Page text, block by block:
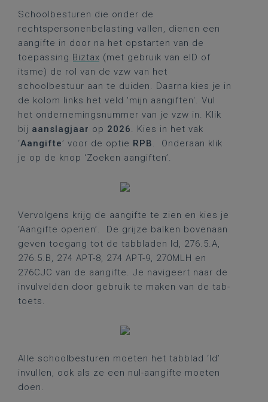
Schoolbesturen die onder de
rechtspersonenbelasting vallen, dienen een
aangifte in door na het opstarten van de
toepassing Biztax (met gebruik van eID of
itsme) de rol van de vzw van het
schoolbestuur aan te duiden. Daarna kies je in
de kolom links het veld 'mijn aangiften'. Vul
het ondernemingsnummer van je vzw in. Klik
bij aanslagjaar op 2026. Kies in het vak
‘Aangifte’ voor de optie RPB. Onderaan klik
je op de knop ‘Zoeken aangiften’.
Vervolgens krijg de aangifte te zien en kies je
‘Aangifte openen’. De grijze balken bovenaan
geven toegang tot de tabbladen Id, 276.5.A,
276.5.B, 274 APT-8, 274 APT-9, 270MLH en
276CJC van de aangifte. Je navigeert naar de
invulvelden door gebruik te maken van de tab-
toets.
Alle schoolbesturen moeten het tabblad ‘Id’
invullen, ook als ze een nul-aangifte moeten
doen.